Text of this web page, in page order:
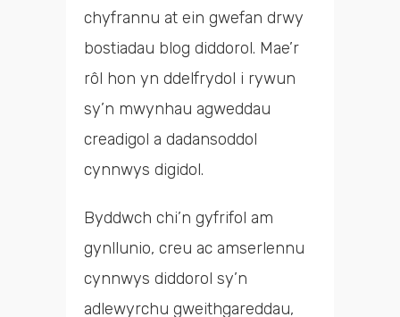
chyfrannu at ein gwefan drwy
bostiadau blog diddorol. Mae’r
rôl hon yn ddelfrydol i rywun
sy’n mwynhau agweddau
creadigol a dadansoddol
cynnwys digidol.
Byddwch chi’n gyfrifol am
gynllunio, creu ac amserlennu
cynnwys diddorol sy’n
adlewyrchu gweithgareddau,